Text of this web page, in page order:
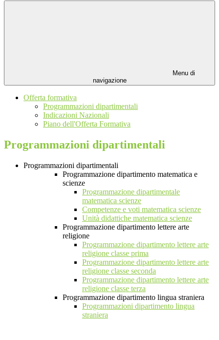
Menu di
navigazione
Offerta formativa
Programmazioni dipartimentali
Indicazioni Nazionali
Piano dell'Offerta Formativa
Programmazioni dipartimentali
Programmazioni dipartimentali
Programmazione dipartimento matematica e
scienze
Programmazione dipartimentale
matematica scienze
Competenze e voti matematica scienze
Unità didattiche matematica scienze
Programmazione dipartimento lettere arte
religione
Programmazione dipartimento lettere arte
religione classe prima
Programmazione dipartimento lettere arte
religione classe seconda
Programmazione dipartimento lettere arte
religione classe terza
Programmazione dipartimento lingua straniera
Programmazioni dipartimento lingua
straniera